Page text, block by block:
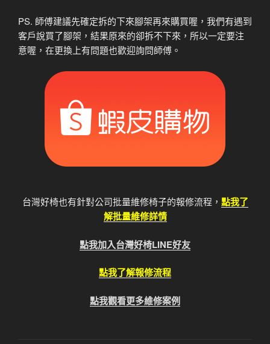
PS. 師傅建議先確定拆的下來腳架再來購買喔，我們有遇到
客戶說買了腳架，結果原來的卻拆不下來，所以一定要注
意喔，在更換上有問題也歡迎詢問師傅。
台灣好椅也有針對公司批量維修椅子的報修流程， 點我了
解批量維修詳情
點我加入台灣好椅LINE好友
點我了解報修流程
點我觀看更多維修案例